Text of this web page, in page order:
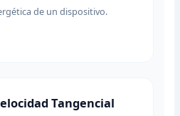
de un dispositivo.
Tangencial